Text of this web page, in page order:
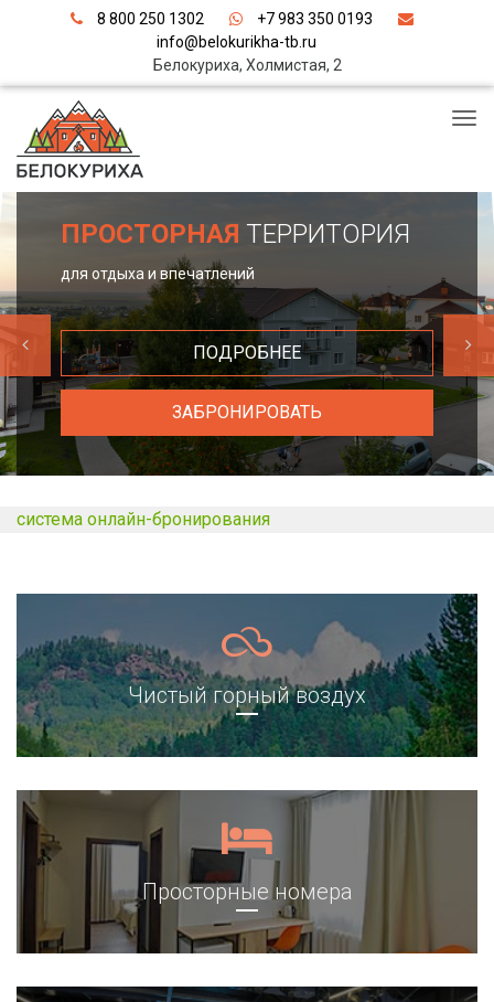
8 800 250 1302
+7 983 350 0193
info@belokurikha-tb.ru
Белокуриха, Холмистая, 2
ПРОСТОРНАЯ ТЕРРИТОРИЯ
для отдыха и впечатлений
ПОДРОБНЕЕ
ЗАБРОНИРОВАТЬ
система онлайн-бронирования
Чистый горный воздух
Просторные номера